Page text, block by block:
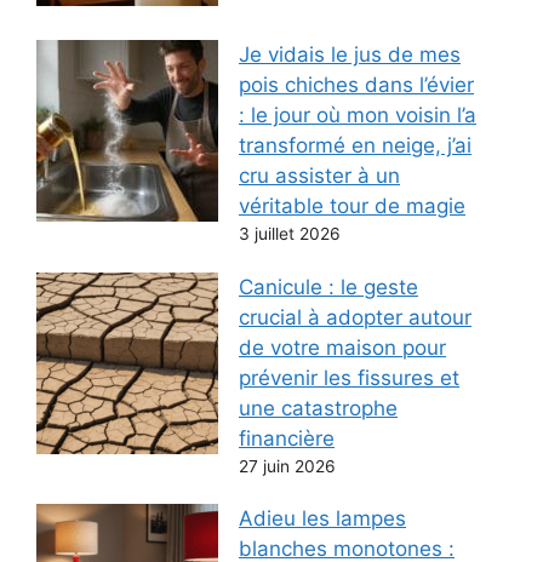
Je vidais le jus de mes
pois chiches dans l’évier
: le jour où mon voisin l’a
transformé en neige, j’ai
cru assister à un
véritable tour de magie
3 juillet 2026
Canicule : le geste
crucial à adopter autour
de votre maison pour
prévenir les fissures et
une catastrophe
financière
27 juin 2026
Adieu les lampes
blanches monotones :